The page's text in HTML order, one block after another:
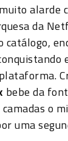
alarde
da
bebe da
o
uma